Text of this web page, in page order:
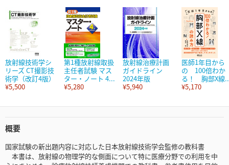
放射線技術学シ
リーズ CT撮影技
術学（改訂4版）
¥5,500
第1種放射線取扱
主任者試験 マス
ター・ノート 4...
¥5,280
放射線治療計画
ガイドライン
2024年版
¥5,940
医師1年目から
の 100倍わか
る！ 胸部X線
¥5,170
概要
国家試験の新出題内容に対応した日本放射線技術学会監修の教科書
本書は、放射線の物理学的な側面について特に医療分野での利用を中